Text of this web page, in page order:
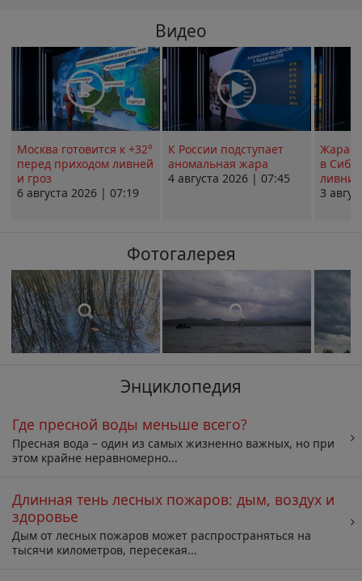
Видео
Москва готовится к +32°
перед приходом ливней
и гроз
6 августа 2026 | 07:19
К России подступает
аномальная жара
4 августа 2026 | 07:45
Жара в
в
ливни
3
Фотогалерея
Энциклопедия
Где пресной воды меньше всего?
Пресная вода – один из самых жизненно важных, но при
этом крайне неравномерно...
Длинная тень лесных пожаров: дым, воздух и
здоровье
Дым от лесных пожаров может распространяться на
тысячи километров, пересекая...